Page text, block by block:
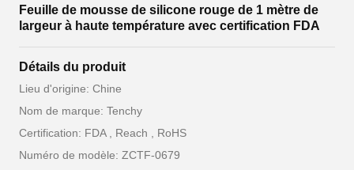
Feuille de mousse de silicone rouge de 1 mètre de
largeur à haute température avec certification FDA
Détails du produit
Lieu d'origine: Chine
Nom de marque: Tenchy
Certification: FDA , Reach , RoHS
Numéro de modèle: ZCTF-0679